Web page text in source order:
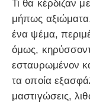
Τι θα κέρδιζαν
μήπως
ένα ψέμα,
όμως,
εσταυρωμένον
τα οποία
μαστιγώσεις,